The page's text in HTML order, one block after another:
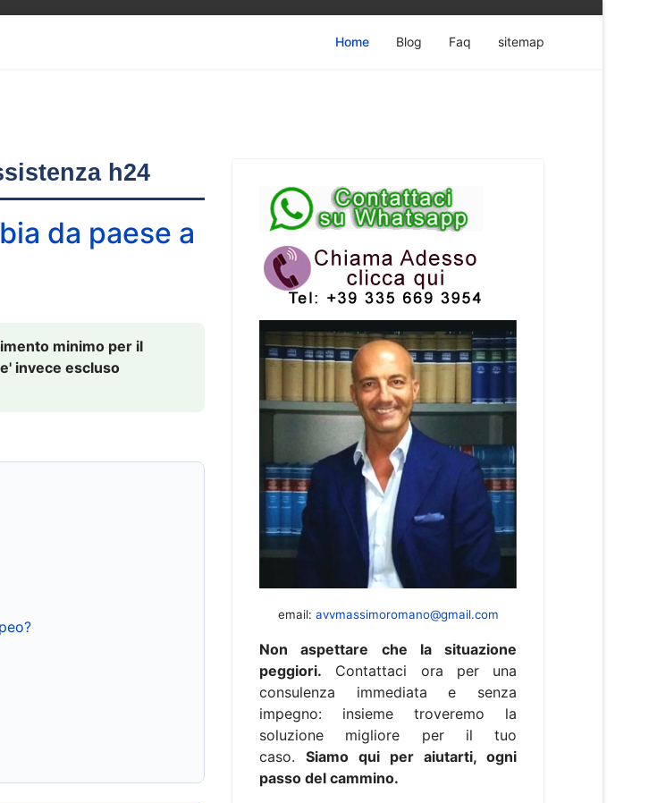
Home Blog Faq sitemap
h24
da paese a
minimo per il
invece escluso
email: avvmassimoromano@gmail.com
Non aspettare che la situazione
peggiori. Contattaci ora per una
consulenza immediata e senza
impegno: insieme troveremo la
soluzione migliore per il tuo
caso. Siamo qui per aiutarti, ogni
passo del cammino.